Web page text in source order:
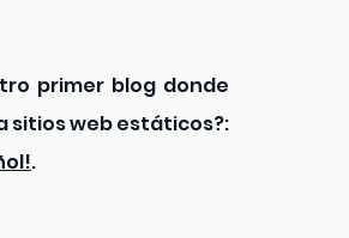
primer blog donde
.